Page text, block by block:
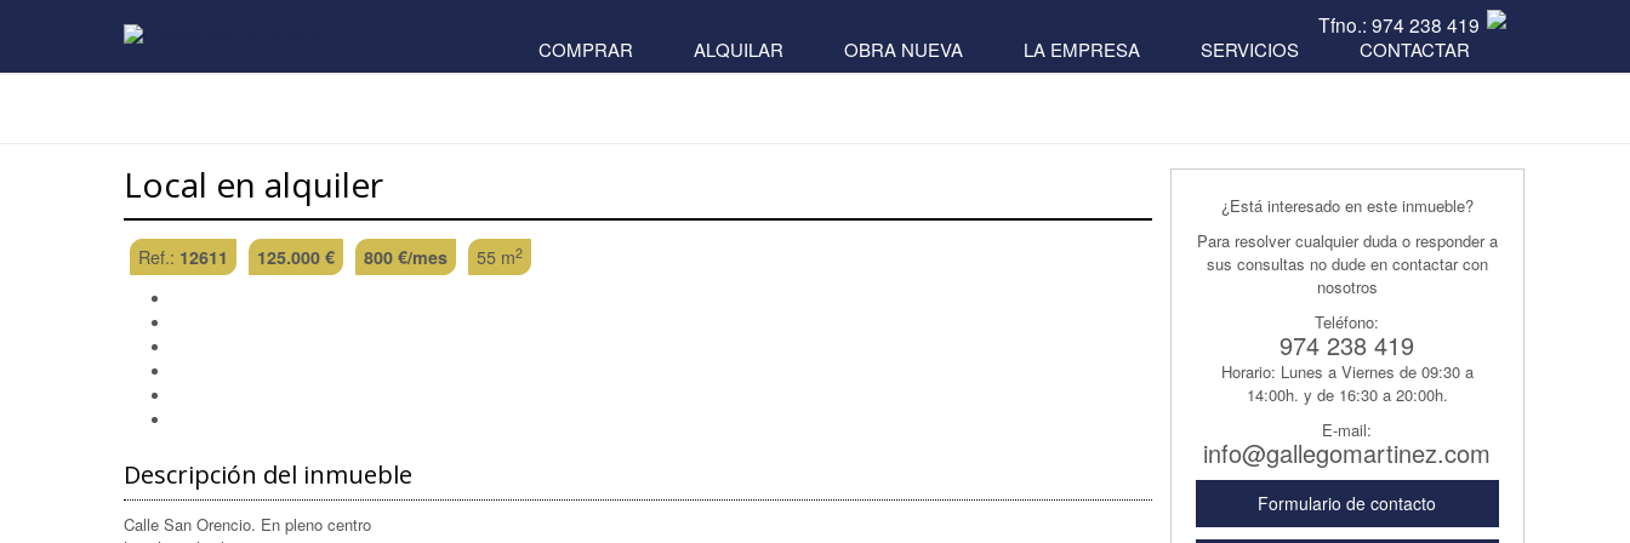
Tfno.: 974 238 419
COMPRAR ALQUILAR OBRA NUEVA LA EMPRESA SERVICIOS CONTACTAR
Local en alquiler
Ref.: 12611 125.000 € 800 €/mes 55 m2
Descripción del inmueble
Calle San Orencio. En pleno centro
¿Está interesado en este inmueble?
Para resolver cualquier duda o responder a
sus consultas no dude en contactar con
nosotros
Teléfono:
974 238 419
Horario: Lunes a Viernes de 09:30 a
14:00h. y de 16:30 a 20:00h.
E-mail:
info@gallegomartinez.com
Formulario de contacto